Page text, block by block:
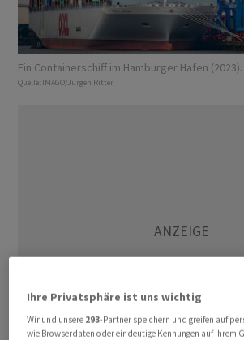
Ein Containerschiff im Hamburger Hafen (2023).
Quelle: IMAGO/Jürgen Ritter
Ihre Privatsphäre ist uns wichtig
Wir und unsere 293-Partner speichern und greifen auf
wie Browserdaten oder eindeutige Kennungen auf Ihrem